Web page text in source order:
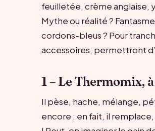
feuilletée, crème anglaise,
Mythe ou réalité ?
cordons-bleus ? Pour
accessoires, permettront
1 – Le Thermomix,
Il pèse, hache, mélange,
encore : en fait, il